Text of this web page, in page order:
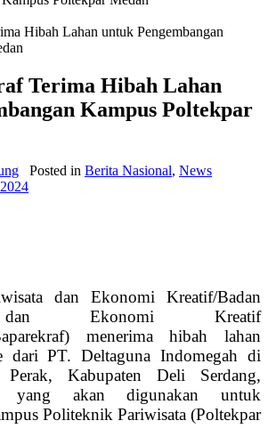
Terima Hibah Lahan
Kampus Poltekpar
Posted in Berita Nasional, News
dan Ekonomi Kreatif/Badan
dan Ekonomi Kreatif
menerima hibah lahan
dari PT. Deltaguna Indomegah di
Perak, Kabupaten Deli Serdang,
yang akan digunakan untuk
Politeknik Pariwisata (Poltekpar